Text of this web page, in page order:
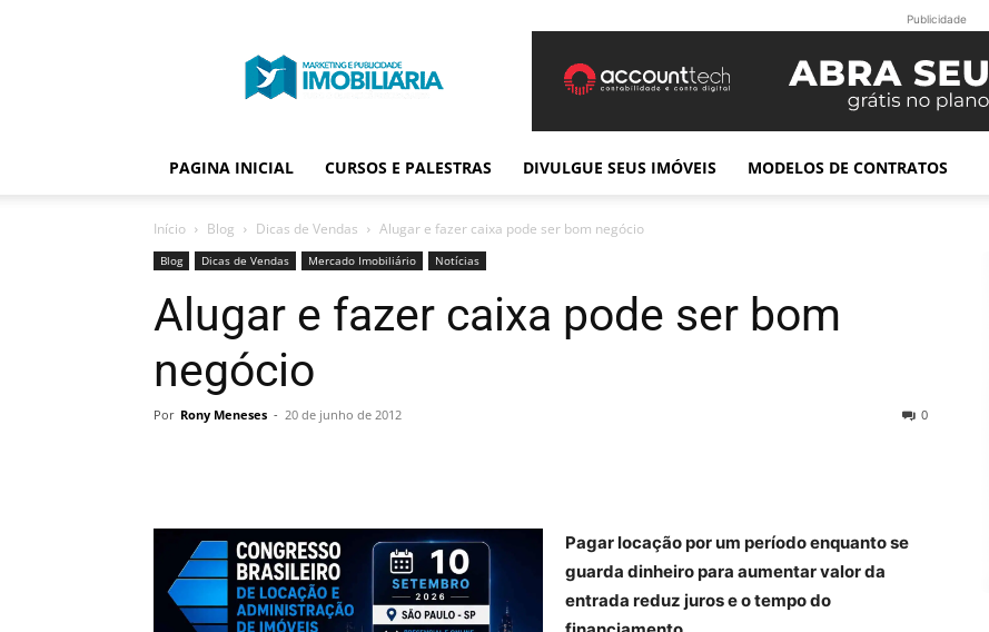
Publicidade
Imobiliária
Publicidade
PAGINA INICIAL CURSOS E PALESTRAS DIVULGUE SEUS IMÓVEIS MODELOS DE CONTRATOS
Início Blog Dicas de Vendas Alugar e fazer caixa pode ser bom negócio
Blog Dicas de Vendas Mercado Imobiliário Notícias
Alugar e fazer caixa pode ser bom
negócio
Por Rony Meneses - 20 de junho de 2012 0
Pagar locação por um período enquanto se
guarda dinheiro para aumentar valor da
entrada reduz juros e o tempo do